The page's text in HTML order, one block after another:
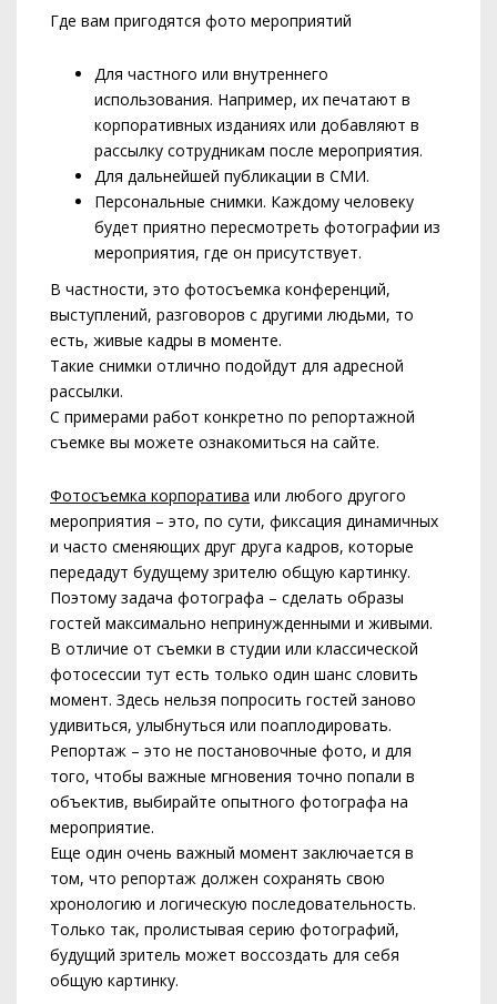
Где вам пригодятся фото мероприятий
Для частного или внутреннего
использования. Например, их печатают в
корпоративных изданиях или добавляют в
рассылку сотрудникам после мероприятия.
Для дальнейшей публикации в СМИ.
Персональные снимки. Каждому человеку
будет приятно пересмотреть фотографии из
мероприятия, где он присутствует.
В частности, это фотосъемка конференций,
выступлений, разговоров с другими людьми, то
есть, живые кадры в моменте.
Такие снимки отлично подойдут для адресной
рассылки.
С примерами работ конкретно по репортажной
съемке вы можете ознакомиться на сайте.
Фотосъемка корпоратива или любого другого
мероприятия – это, по сути, фиксация динамичных
и часто сменяющих друг друга кадров, которые
передадут будущему зрителю общую картинку.
Поэтому задача фотографа – сделать образы
гостей максимально непринужденными и живыми.
В отличие от съемки в студии или классической
фотосессии тут есть только один шанс словить
момент. Здесь нельзя попросить гостей заново
удивиться, улыбнуться или поаплодировать.
Репортаж – это не постановочные фото, и для
того, чтобы важные мгновения точно попали в
объектив, выбирайте опытного фотографа на
мероприятие.
Еще один очень важный момент заключается в
том, что репортаж должен сохранять свою
хронологию и логическую последовательность.
Только так, пролистывая серию фотографий,
будущий зритель может воссоздать для себя
общую картинку.